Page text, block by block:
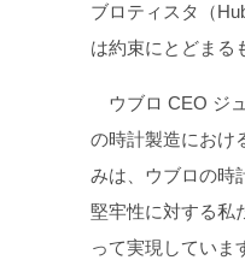
ブロティスタ（
は約束にとどまる
ウブロ CEO ジ
の時計製造におけ
みは、ウブロの時
堅牢性に対する私
って実現していま